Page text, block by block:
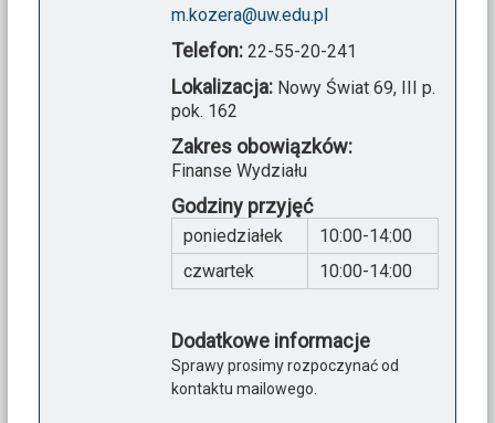
m.kozera@uw.edu.pl
Telefon: 22-55-20-241
Lokalizacja: Nowy Świat 69, III p.
pok. 162
Zakres obowiązków:
Finanse Wydziału
Godziny przyjęć
poniedziałek
10:00-14:00
czwartek
10:00-14:00
Dodatkowe informacje
Sprawy prosimy rozpoczynać od
kontaktu mailowego.